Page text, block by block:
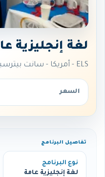
لغة إنجليزية
ELS - أمريكا - سانت بيترسبرغ - فلوريدا
السعر
تفاصيل البرنامج
نوع البرنامج
لغة إنجليزية عامة